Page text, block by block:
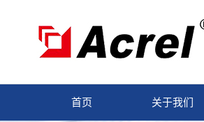
首页 关于我们